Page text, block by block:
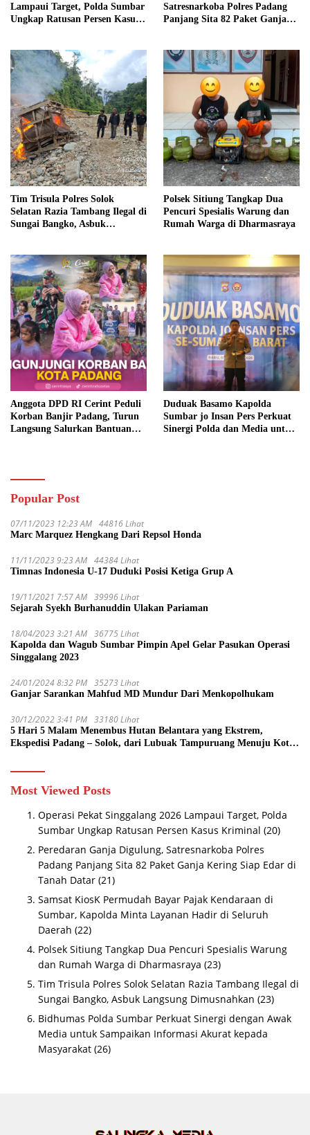
Lampaui Target, Polda Sumbar
Ungkap Ratusan Persen Kasus
Satresnarkoba Polres Padang
Panjang Sita 82 Paket Ganja
Tim Trisula Polres Solok
Selatan Razia Tambang Ilegal di
Sungai Bangko, Asbuk
Polsek Sitiung Tangkap Dua
Pencuri Spesialis Warung dan
Rumah Warga di Dharmasraya
Anggota DPD RI Cerint Peduli
Korban Banjir Padang, Turun
Langsung Salurkan Bantuan
Duduak Basamo Kapolda
Sumbar jo Insan Pers Perkuat
Sinergi Polda dan Media untuk
Popular Post
07/11/2023 12:23 AM 44816 Lihat
Marc Marquez Hengkang Dari Repsol Honda
11/11/2023 9:23 AM 44384 Lihat
Timnas Indonesia U-17 Duduki Posisi Ketiga Grup A
19/11/2021 7:57 AM 39996 Lihat
Sejarah Syekh Burhanuddin Ulakan Pariaman
18/04/2023 3:21 AM 36775 Lihat
Kapolda dan Wagub Sumbar Pimpin Apel Gelar Pasukan Operasi
Singgalang 2023
24/01/2024 8:32 PM 35273 Lihat
Ganjar Sarankan Mahfud MD Mundur Dari Menkopolhukam
30/12/2022 3:41 PM 33180 Lihat
5 Hari 5 Malam Menembus Hutan Belantara yang Ekstrem,
Ekspedisi Padang – Solok, dari Lubuak Tampuruang Menuju Koto
Most Viewed Posts
Operasi Pekat Singgalang 2026 Lampaui Target, Polda
Sumbar Ungkap Ratusan Persen Kasus Kriminal (20)
Peredaran Ganja Digulung, Satresnarkoba Polres
Padang Panjang Sita 82 Paket Ganja Kering Siap Edar di
Tanah Datar (21)
Samsat KiosK Permudah Bayar Pajak Kendaraan di
Sumbar, Kapolda Minta Layanan Hadir di Seluruh
Daerah (22)
Polsek Sitiung Tangkap Dua Pencuri Spesialis Warung
dan Rumah Warga di Dharmasraya (23)
Tim Trisula Polres Solok Selatan Razia Tambang Ilegal di
Sungai Bangko, Asbuk Langsung Dimusnahkan (23)
Bidhumas Polda Sumbar Perkuat Sinergi dengan Awak
Media untuk Sampaikan Informasi Akurat kepada
Masyarakat (26)